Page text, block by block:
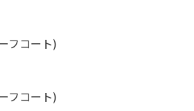
フコート)
フコート)